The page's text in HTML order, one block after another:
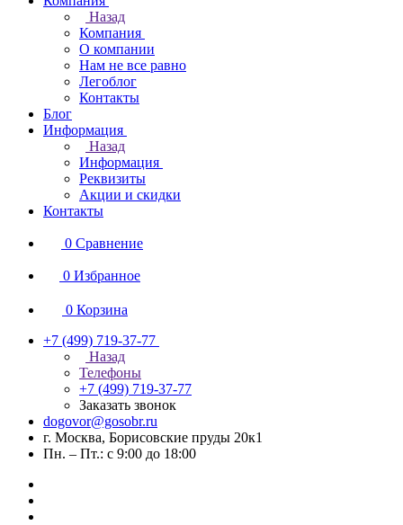
Назад
Компания
О компании
Нам не все равно
Легоблог
Контакты
Блог
Информация
Назад
Информация
Реквизиты
Акции и скидки
Контакты
0 Сравнение
0 Избранное
0 Корзина
+7 (499) 719-37-77
Назад
Телефоны
+7 (499) 719-37-77
Заказать звонок
dogovor@gosobr.ru
г. Москва, Борисовские пруды 20к1
Пн. – Пт.: с 9:00 до 18:00